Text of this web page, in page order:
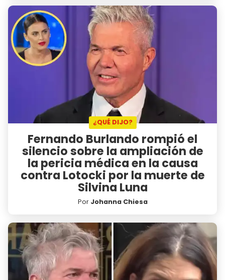
¿QUÉ DIJO?
Fernando Burlando rompió el
silencio sobre la ampliación de
la pericia médica en la causa
contra Lotocki por la muerte de
Silvina Luna
Por Johanna Chiesa